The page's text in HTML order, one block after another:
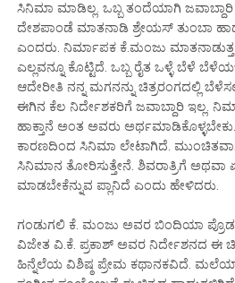
ಸಿನಿಮಾ ಮಾಡಿಲ್ಲ. ಒಬ್ಬ ತಂದೆಯಾಗಿ ಜವಾಬ್ದಾರಿ
ದೇಶಪಾಂಡೆ ಮಾತನಾಡಿ ಶ್ರೇಯಸ್ ತುಂಬಾ
ಎಂದರು. ನಿರ್ಮಾಪಕ ಕೆ.ಮಂಜು
ಎಲ್ಲವನ್ನೂ ಕೊಟ್ಟಿದೆ. ಒಬ್ಬ ರೈತ ಒಳ್ಳೆ ಬೆಳೆ
ಆದೇರೀತಿ ನನ್ನ ಮಗನನ್ನು ಚಿತ್ರರಂಗದಲ್ಲಿ
ಈಗಿನ ಕೆಲ ನಿರ್ದೇಶಕರಿಗೆ ಜವಾಬ್ದಾರಿ ಇಲ್ಲ.
ಹಾಕ್ತಾನೆ ಅಂತ ಅವರು
ಕಾರಣದಿಂದ ಸಿನಿಮಾ ಲೇಟಾಗಿದೆ.
ಸಿನಿಮಾನ ತೋರಿಸುತ್ತೇನೆ. ಶಿವರಾತ್ರಿಗೆ ಅಥವಾ
ಮಾಡಬೇಕೆನ್ನುವ ಪ್ಲಾನಿದೆ ಎಂದು ಹೇಳಿದರು.
ಗಂಡುಗಲಿ ಕೆ. ಮಂಜು ಅವರ ಬಿಂದಿಯಾ
ವಿಜೇತ ವಿ.ಕೆ. ಪ್ರಕಾಶ್ ಅವರ ನಿರ್ದೇಶನದ ಈ
ಹಿನ್ನೆಲೆಯ ವಿಶಿಷ್ಠ ಪ್ರೇಮ ಕಥಾನಕವಿದೆ.